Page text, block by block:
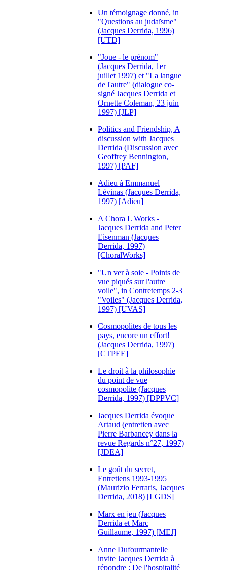
Un témoignage donné, in
"Questions au judaïsme"
(Jacques Derrida, 1996)
[UTD]
"Joue - le prénom"
(Jacques Derrida, 1er
juillet 1997) et "La langue
de l'autre" (dialogue co-
signé Jacques Derrida et
Ornette Coleman, 23 juin
1997) [JLP]
Politics and Friendship, A
discussion with Jacques
Derrida (Discussion avec
Geoffrey Bennington,
1997) [PAF]
Adieu à Emmanuel
Lévinas (Jacques Derrida,
1997) [Adieu]
A Chora L Works -
Jacques Derrida and Peter
Eisenman (Jacques
Derrida, 1997)
[ChoralWorks]
"Un ver à soie - Points de
vue piqués sur l'autre
voile", in Contretemps 2-3
"Voiles" (Jacques Derrida,
1997) [UVAS]
Cosmopolites de tous les
pays, encore un effort!
(Jacques Derrida, 1997)
[CTPEE]
Le droit à la philosophie
du point de vue
cosmopolite (Jacques
Derrida, 1997) [DPPVC]
Jacques Derrida évoque
Artaud (entretien avec
Pierre Barbancey dans la
revue Regards n°27, 1997)
[JDEA]
Le goût du secret,
Entretiens 1993-1995
(Maurizio Ferraris, Jacques
Derrida, 2018) [LGDS]
Marx en jeu (Jacques
Derrida et Marc
Guillaume, 1997) [MEJ]
Anne Dufourmantelle
invite Jacques Derrida à
répondre : De l'hospitalité